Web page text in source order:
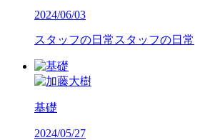
2024/06/03
スタッフの日常 スタッフの日常
基礎
2024/05/27